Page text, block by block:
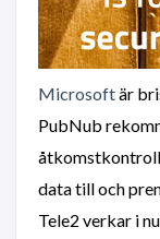
Microsoftär
PubNub
data till och
Tele2 verkar i